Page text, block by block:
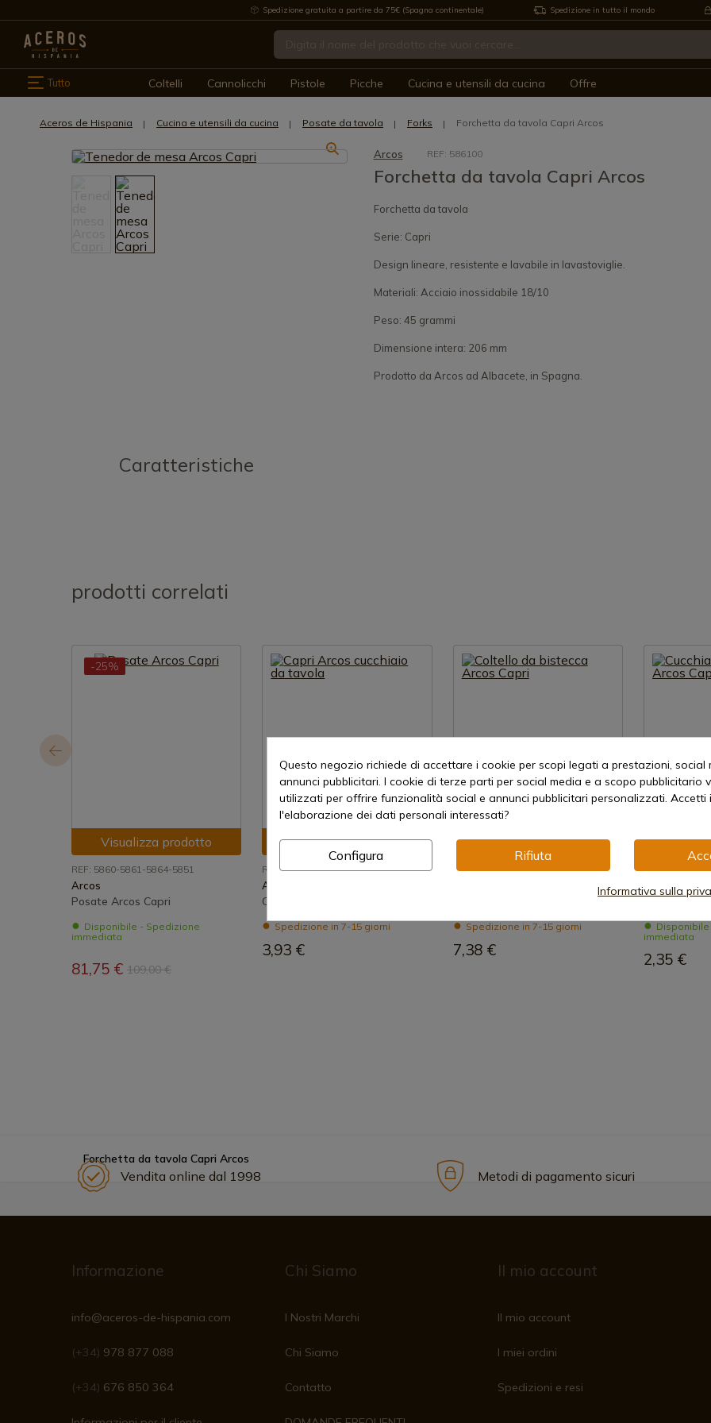
Spedizione gratuita a partire da 75€ (Spagna continentale) Spedizione in tutto il mondo
Tutto Coltelli Cannolicchi Pistole Picche Cucina e utensili da cucina Offre
Aceros de Hispania Cucina e utensili da cucina Posate da tavola Forks Forchetta da tavola Capri Arcos
Arcos REF: 586100
Forchetta da tavola Capri Arcos
Forchetta da tavola
Serie: Capri
Design lineare, resistente e lavabile in lavastoviglie.
Materiali: Acciaio inossidabile 18/10
Peso: 45 grammi
Dimensione intera: 206 mm
Prodotto da Arcos ad Albacete, in Spagna.
Caratteristiche
prodotti correlati
-25%
Visualizza prodotto
REF: 5860-5861-5864-5851
Arcos
Posate Arcos Capri
Disponibile - Spedizione
immediata
81,75 € 109,00 €
Visualizza prodotto
REF: 586000
Arcos
Capri Arcos cucchiaio da tavola
Spedizione in 7-15 giorni
3,93 €
Visualizza prodotto
REF: 586400
Coltello da bistecca Arcos Capri
Spedizione in 7-15 giorni
7,38 €
REF: 585100
Arcos
Cucchiaino
immediata
2,35 €
Forchetta da tavola Capri Arcos
Vendita online dal 1998 Metodi di pagamento sicuri
Informazione
info@aceros-de-hispania.com
(+34) 978 877 088
(+34) 676 850 364
Chi Siamo
I Nostri Marchi
Chi Siamo
Contatto
Il mio account
Il mio account
I miei ordini
Spedizioni e resi
Questo negozio richiede di accettare i cookie per scopi legati a prestazioni, social
annunci pubblicitari. I cookie di terze parti per social media e a scopo pubblicitario
utilizzati per offrire funzionalità social e annunci pubblicitari personalizzati. Accetti
l'elaborazione dei dati personali interessati?
Configura Rifiuta
Informativa sulla